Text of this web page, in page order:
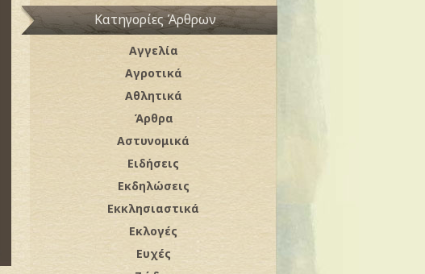
Κατηγορίες Άρθρων
Αγγελία
Αγροτικά
Αθλητικά
Άρθρα
Αστυνομικά
Ειδήσεις
Εκδηλώσεις
Εκκλησιαστικά
Εκλογές
Ευχές